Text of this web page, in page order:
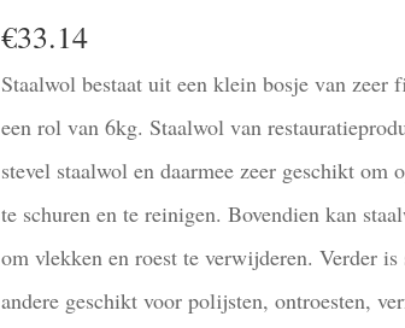
€33.14
Staalwol bestaat uit een klein bosje van zeer
een rol van 6kg. Staalwol van
stevel staalwol en daarmee zeer geschikt om
te schuren en te reinigen. Bovendien kan
om vlekken en roest te verwijderen. Verder is
andere geschikt voor polijsten, ontroesten,